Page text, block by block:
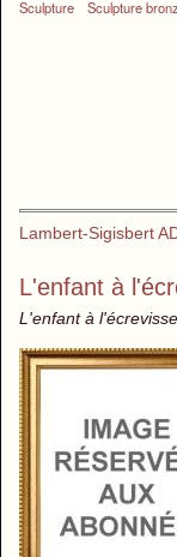
Sculpture Sculpture
Lambert-Sigisbert
L'enfant à
L'enfant à